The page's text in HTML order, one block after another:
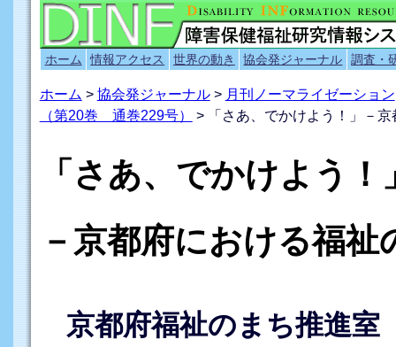
ホーム 情報アクセス 世界の動き 協会発ジャーナル 調査・
ホーム > 協会発ジャーナル> 月刊ノーマライゼーション
（第20巻 通巻229号）
> 「さあ、でかけよう！」－
「さあ、でかけよう！
－京都府における福
京都府福祉のまち推進室